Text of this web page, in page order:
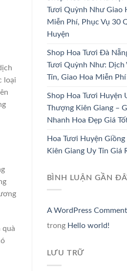
HOA CÔ DÂU
loại
quà
Tươi Quỳnh Như Giao
Miễn Phí, Phục Vụ 30
Huyện
Shop Hoa Tươi Đà
Tươi Quỳnh Như: Dịch
Tín, Giao Hoa Miễn Phí
Shop Hoa Tươi Huyện
Thượng Kiên Giang –
Nhanh Hoa Đẹp Giá
Hoa Tươi Huyện Giồng
Kiên Giang Uy Tín Giá
BÌNH LUẬN GẦN
A WordPress
trong Hello world!
LƯU TRỮ